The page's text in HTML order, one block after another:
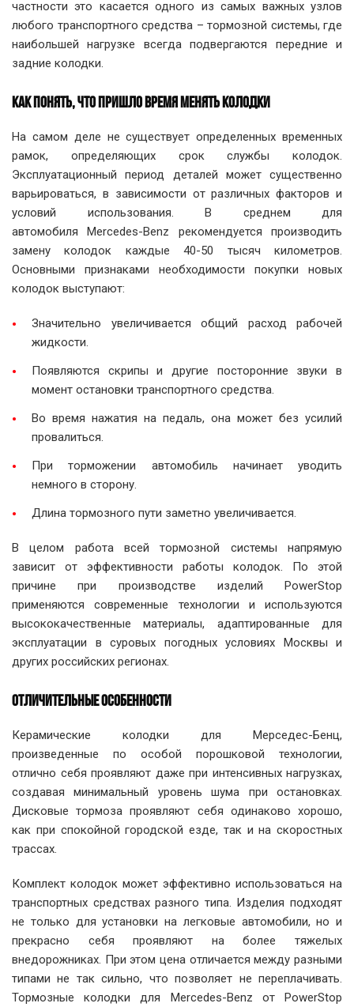
частности это касается одного из самых важных узлов
любого транспортного средства – тормозной системы, где
наибольшей нагрузке всегда подвергаются передние и
задние колодки.
КАК ПОНЯТЬ, ЧТО ПРИШЛО ВРЕМЯ МЕНЯТЬ КОЛОДКИ
На самом деле не существует определенных временных
рамок, определяющих срок службы колодок.
Эксплуатационный период деталей может существенно
варьироваться, в зависимости от различных факторов и
условий использования. В среднем для
автомобиля Mercedes-Benz рекомендуется производить
замену колодок каждые 40-50 тысяч километров.
Основными признаками необходимости покупки новых
колодок выступают:
Значительно увеличивается общий расход рабочей
жидкости.
Появляются скрипы и другие посторонние звуки в
момент остановки транспортного средства.
Во время нажатия на педаль, она может без усилий
провалиться.
При торможении автомобиль начинает уводить
немного в сторону.
Длина тормозного пути заметно увеличивается.
В целом работа всей тормозной системы напрямую
зависит от эффективности работы колодок. По этой
причине при производстве изделий PowerStop
применяются современные технологии и используются
высококачественные материалы, адаптированные для
эксплуатации в суровых погодных условиях Москвы и
других российских регионах.
ОТЛИЧИТЕЛЬНЫЕ ОСОБЕННОСТИ
Керамические колодки для Мерседес-Бенц,
произведенные по особой порошковой технологии,
отлично себя проявляют даже при интенсивных нагрузках,
создавая минимальный уровень шума при остановках.
Дисковые тормоза проявляют себя одинаково хорошо,
как при спокойной городской езде, так и на скоростных
трассах.
Комплект колодок может эффективно использоваться на
транспортных средствах разного типа. Изделия подходят
не только для установки на легковые автомобили, но и
прекрасно себя проявляют на более тяжелых
внедорожниках. При этом цена отличается между разными
типами не так сильно, что позволяет не переплачивать.
Тормозные колодки для Mercedes-Benz от PowerStop